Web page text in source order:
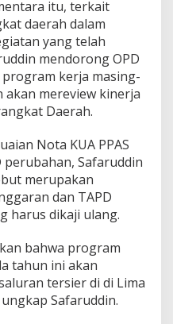
itu, terkait
daerah dalam
yang telah
mendorong OPD
kerja masing-
mereview kinerja
Daerah.
Nota KUA PPAS
perubahan, Safaruddin
merupakan
dan TAPD
harus dikaji ulang.
bahwa program
tahun ini akan
tersier di di Lima
Safaruddin.